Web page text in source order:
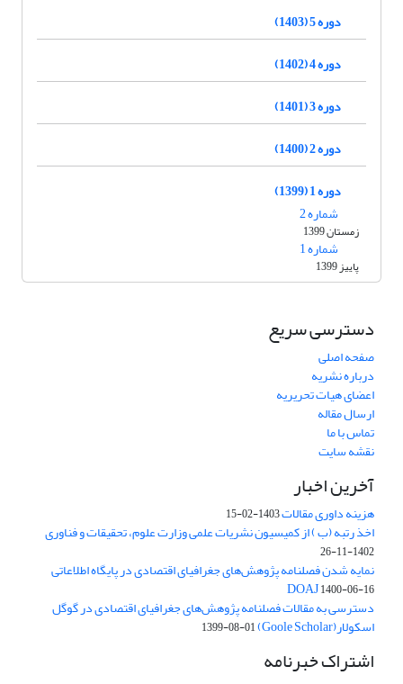
دوره 5 (1403)
دوره 4 (1402)
دوره 3 (1401)
دوره 2 (1400)
دوره 1 (1399)
شماره 2
زمستان 1399
شماره 1
پاییز 1399
دسترسی سریع
صفحه اصلی
درباره نشریه
اعضای هیات تحریریه
ارسال مقاله
تماس با ما
نقشه سایت
آخرین اخبار
هزینه داوری مقالات1403-02-15
اخذ رتبه (ب ) از کمیسیون نشریات علمی وزارت علوم، تحقیقات و فناوری
1402-11-26
نمایه شدن فصلنامه پژوهش‌های جغرافیای اقتصادی در پایگاه اطلاعاتی
DOAJ1400-06-16
دسترسی به مقالات فصلنامه پژوهش‌های جغرافیای اقتصادی در گوگل
اسکولار(Goole Scholar) 1399-08-01
اشتراک خبرنامه